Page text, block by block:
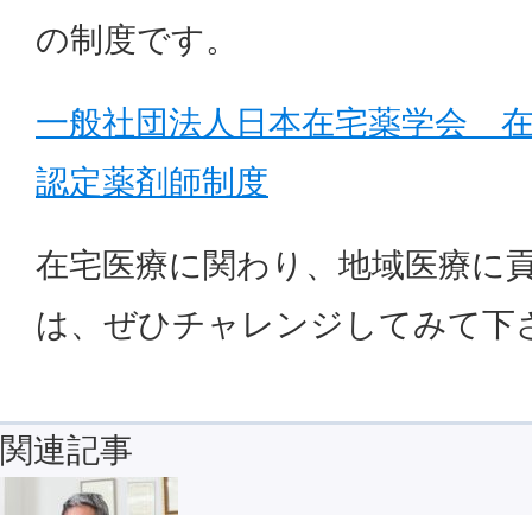
の制度です。
一般社団法人日本在宅薬学会
認定薬剤師制度
在宅医療に関わり、地域医療に
は、ぜひチャレンジしてみて下
関連記事